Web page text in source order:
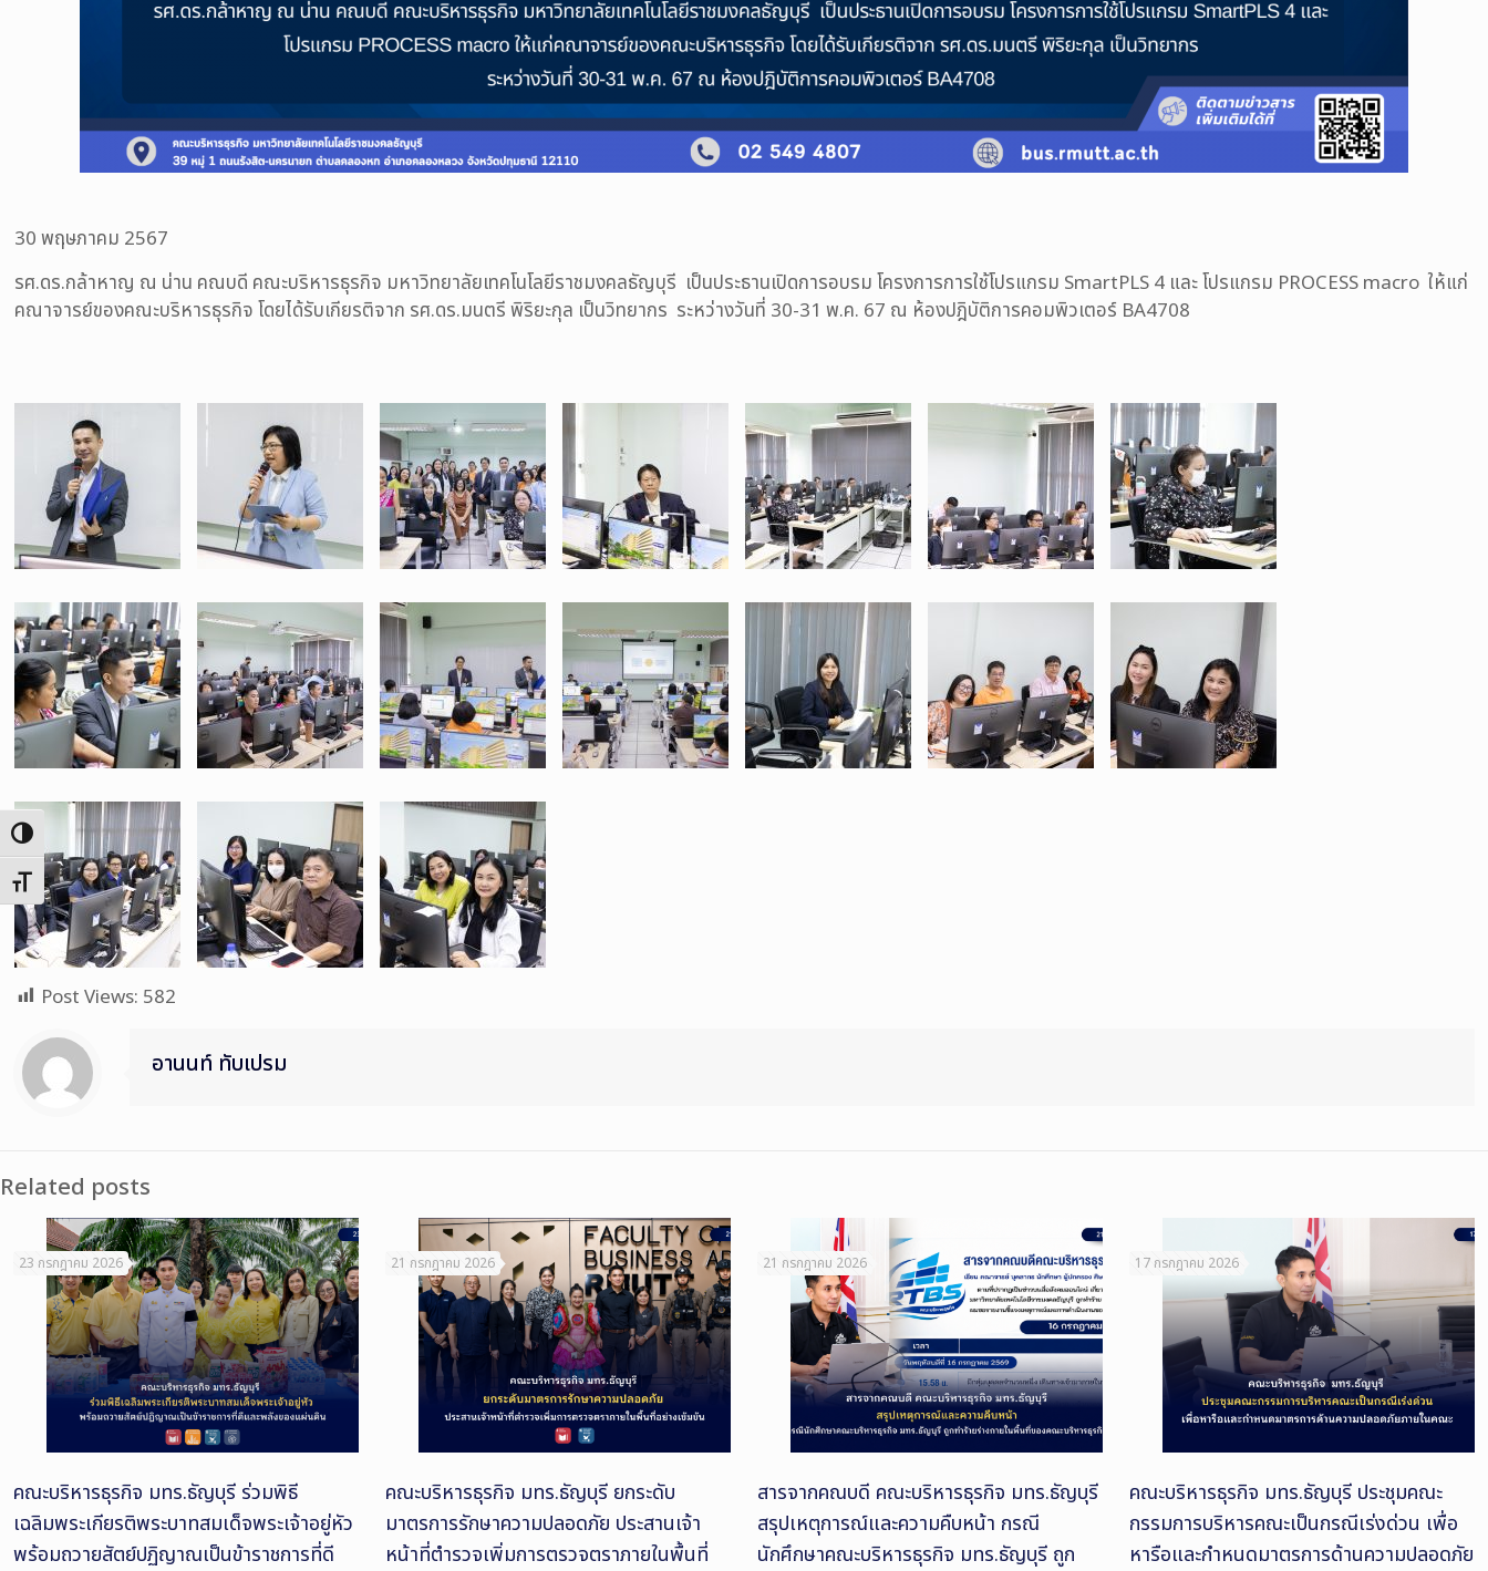
Toggle High Contrast
Toggle Font size
30 พฤษภาคม 2567
รศ.ดร.กล้าหาญ ณ น่าน คณบดี คณะบริหารธุรกิจ มหาวิทยาลัยเทคโนโลยีราชมงคลธัญบุรี เป็นประธานเปิดการอบรม โครงการการใช้โปรแกรม SmartPLS 4 และ โปรแกรม PROCESS macroให้แก่
คณาจารย์ของคณะบริหารธุรกิจ โดยได้รับเกียรติจาก รศ.ดร.มนตรี พิริยะกุล เป็นวิทยากร ระหว่างวันที่ 30-31 พ.ค. 67 ณ ห้องปฎิบัติการคอมพิวเตอร์ BA4708
Post Views: 582
อานนท์ ทับเปรม
Related posts
23 กรกฎาคม 2026
คณะบริหารธุรกิจ มทร.ธัญบุรี ร่วมพิธี
เฉลิมพระเกียรติพระบาทสมเด็จพระเจ้าอยู่หัว
พร้อมถวายสัตย์ปฏิญาณเป็นข้าราชการที่ดี
21 กรกฎาคม 2026
คณะบริหารธุรกิจ มทร.ธัญบุรี ยกระดับ
มาตรการรักษาความปลอดภัย ประสานเจ้า
หน้าที่ตำรวจเพิ่มการตรวจตราภายในพื้นที่
21 กรกฎาคม 2026
สารจากคณบดี คณะบริหารธุรกิจ มทร.ธัญบุรี
สรุปเหตุการณ์และความคืบหน้า กรณี
นักศึกษาคณะบริหารธุรกิจ มทร.ธัญบุรี ถูก
17 กรกฎาคม 2026
คณะบริหารธุรกิจ มทร.ธัญบุรี ประชุมคณะ
กรรมการบริหารคณะเป็นกรณีเร่งด่วน เพื่อ
หารือและกำหนดมาตรการด้านความปลอดภัย